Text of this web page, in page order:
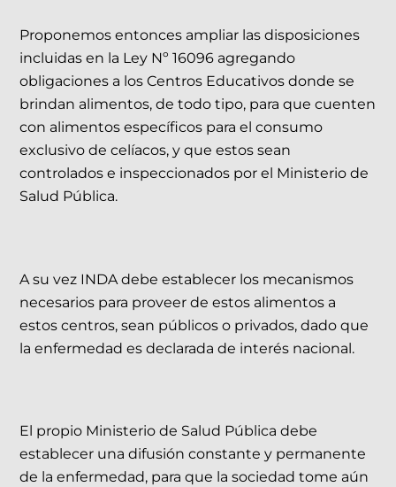
Proponemos entonces ampliar las disposiciones
incluidas en la Ley Nº 16096 agregando
obligaciones a los Centros Educativos donde se
brindan alimentos, de todo tipo, para que cuenten
con alimentos específicos para el consumo
exclusivo de celíacos, y que estos sean
controlados e inspeccionados por el Ministerio de
Salud Pública.
A su vez INDA debe establecer los mecanismos
necesarios para proveer de estos alimentos a
estos centros, sean públicos o privados, dado que
la enfermedad es declarada de interés nacional.
El propio Ministerio de Salud Pública debe
establecer una difusión constante y permanente
de la enfermedad, para que la sociedad tome aún